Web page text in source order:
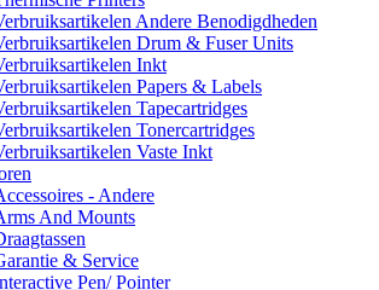
Andere Benodigdheden
Drum & Fuser Units
Inkt
Papers & Labels
Tapecartridges
Tonercartridges
Vaste Inkt
- Andere
And Mounts
& Service
Pen/ Pointer